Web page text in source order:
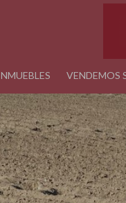
VENDEMOS